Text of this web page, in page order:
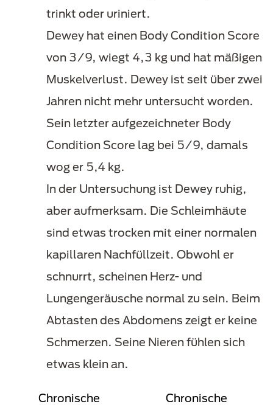
trinkt oder uriniert.
Dewey hat einen Body Condition Score
von 3/9, wiegt 4,3 kg und hat mäßigen
Muskelverlust. Dewey ist seit über zwei
Jahren nicht mehr untersucht worden.
Sein letzter aufgezeichneter Body
Condition Score lag bei 5/9, damals
wog er 5,4 kg.
In der Untersuchung ist Dewey ruhig,
aber aufmerksam. Die Schleimhäute
sind etwas trocken mit einer normalen
kapillaren Nachfüllzeit. Obwohl er
schnurrt, scheinen Herz- und
Lungengeräusche normal zu sein. Beim
Abtasten des Abdomens zeigt er keine
Schmerzen. Seine Nieren fühlen sich
etwas klein an.
Chronische
Chronische